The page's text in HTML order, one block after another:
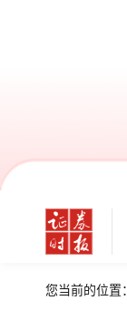
您当前的位置：